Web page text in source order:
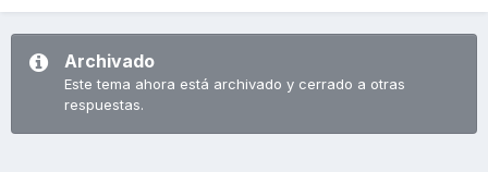
Archivado
Este tema ahora está archivado y cerrado a otras
respuestas.